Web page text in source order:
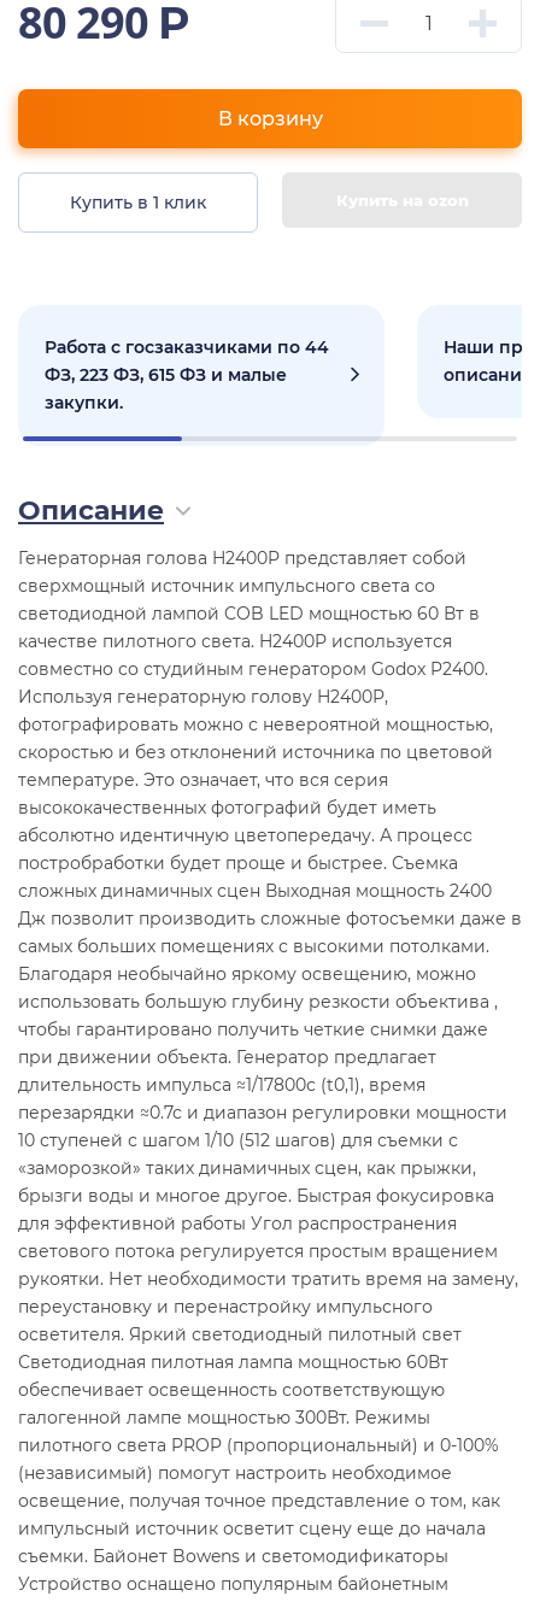
80 290 Р
В корзину
Купить в 1 клик Купить на ozon
Работа с госзаказчиками по 44
ФЗ, 223 ФЗ, 615 ФЗ и малые
закупки.
Наши
Описание
Генераторная голова H2400P представляет собой
сверхмощный источник импульсного света со
светодиодной лампой COB LED мощностью 60 Вт в
качестве пилотного света. H2400P используется
совместно со студийным генератором Godox P2400.
Используя генераторную голову H2400P,
фотографировать можно с невероятной мощностью,
скоростью и без отклонений источника по цветовой
температуре. Это означает, что вся серия
высококачественных фотографий будет иметь
абсолютно идентичную цветопередачу. А процесс
постробработки будет проще и быстрее. Съемка
сложных динамичных сцен Выходная мощность 2400
Дж позволит производить сложные фотосъемки даже в
самых больших помещениях с высокими потолками.
Благодаря необычайно яркому освещению, можно
использовать большую глубину резкости объектива ,
чтобы гарантировано получить четкие снимки даже
при движении объекта. Генератор предлагает
длительность импульса ≈1/17800с (t0,1), время
перезарядки ≈0.7с и диапазон регулировки мощности
10 ступеней с шагом 1/10 (512 шагов) для съемки с
«заморозкой» таких динамичных сцен, как прыжки,
брызги воды и многое другое. Быстрая фокусировка
для эффективной работы Угол распространения
светового потока регулируется простым вращением
рукоятки. Нет необходимости тратить время на замену,
переустановку и перенастройку импульсного
осветителя. Яркий светодиодный пилотный свет
Светодиодная пилотная лампа мощностью 60Вт
обеспечивает освещенность соответствующую
галогенной лампе мощностью 300Вт. Режимы
пилотного света PROP (пропорциональный) и 0-100%
(независимый) помогут настроить необходимое
освещение, получая точное представление о том, как
импульсный источник осветит сцену еще до начала
съемки. Байонет Bowens и светомодификаторы
Устройство оснащено популярным байонетным